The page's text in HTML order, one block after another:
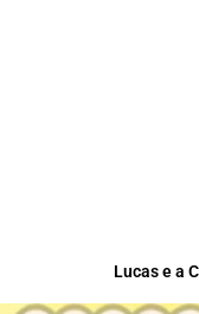
Lucas e a